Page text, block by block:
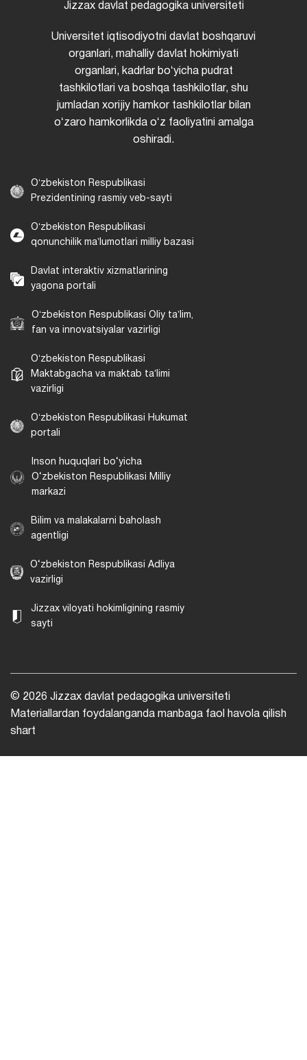
Jizzax davlat pedagogika universiteti
Universitet iqtisodiyotni davlat boshqaruvi
organlari, mahalliy davlat hokimiyati
organlari, kadrlar boʻyicha pudrat
tashkilotlari va boshqa tashkilotlar, shu
jumladan xorijiy hamkor tashkilotlar bilan
oʻzaro hamkorlikda oʻz faoliyatini amalga
oshiradi.
Oʻzbekiston Respublikasi
Prezidentining rasmiy veb-sayti
Oʻzbekiston Respublikasi
qonunchilik maʼlumotlari milliy bazasi
Davlat interaktiv xizmatlarining
yagona portali
Oʻzbekiston Respublikasi Oliy taʼlim,
fan va innovatsiyalar vazirligi
Oʻzbekiston Respublikasi
Maktabgacha va maktab taʼlimi
vazirligi
Oʻzbekiston Respublikasi Hukumat
portali
Inson huquqlari bo‘yicha
O‘zbekiston Respublikasi Milliy
markazi
Bilim va malakalarni baholash
agentligi
O‘zbekiston Respublikasi Adliya
vazirligi
Jizzax viloyati hokimligining rasmiy
sayti
© 2026 Jizzax davlat pedagogika universiteti
Materiallardan foydalanganda manbaga faol havola qilish
shart